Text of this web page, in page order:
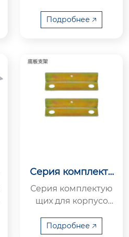
вляющие и привод
ные компоненты дл
Подробнее 🡥
Серия комплекту
ющих для корпус
ов
Серия комплектую
щих для корпусо
ированный и интег
Подробнее 🡥